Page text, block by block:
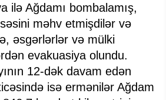
ilə Ağdamı bombalamış,
məhv etmişdilər və
əsgərlərlər və mülki
evakuasiya olundu.
12-dək davam edən
isə ermənilər Ağdam